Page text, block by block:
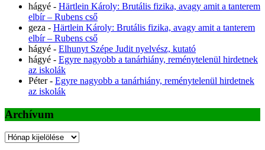
hágyé - Härtlein Károly: Brutális fizika, avagy amit a tanterem
elbír – Rubens cső
geza - Härtlein Károly: Brutális fizika, avagy amit a tanterem
elbír – Rubens cső
hágyé - Elhunyt Szépe Judit nyelvész, kutató
hágyé - Egyre nagyobb a tanárhiány, reménytelenül hirdetnek
az iskolák
Péter- Egyre nagyobb a tanárhiány, reménytelenül hirdetnek
az iskolák
Archívum
Archívum